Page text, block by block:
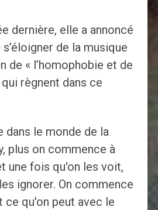
dernière, elle a annoncé
de la musique
de « l’homophobie et de
règnent dans ce
dans le monde de la
plus on commence à
une fois qu'on les voit,
ignorer. On commence
ce qu'on peut avec le